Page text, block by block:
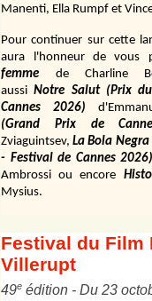
Manenti, Ella Rumpf et
Pour continuer sur cette
aura l'honneur de vous
femme
de Charline
aussi Notre Salut (Prix
Cannes 2026)
(Grand Prix de
Zviaguintsev,La Bola Negra
- Festival de Cannes 2026)
Ambrossi ou encore
Mysius.
Festival du Film
Villerupt
49e édition - Du 23